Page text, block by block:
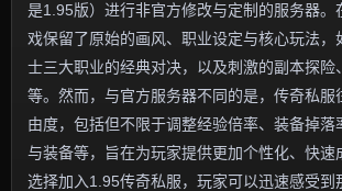
是1.95版）进行非官方修改与定制的服务器。
戏保留了原始的画风、职业设定与核心玩法，
士三大职业的经典对决，以及刺激的副本探险
等。然而，与官方服务器不同的是，传奇私服
由度，包括但不限于调整经验倍率、装备掉落
与装备等，旨在为玩家提供更加个性化、快速
选择加入1.95传奇私服，玩家可以迅速感受到